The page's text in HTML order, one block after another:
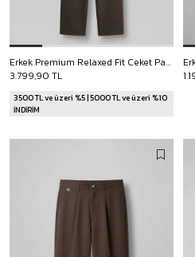
Erkek Premium Relaxed Fit Ceket Pantolon Takımı Açık Kahve
3.799,90 TL
3500 TL ve üzeri %5 | 5000 TL ve üzeri %10
İNDİRİM